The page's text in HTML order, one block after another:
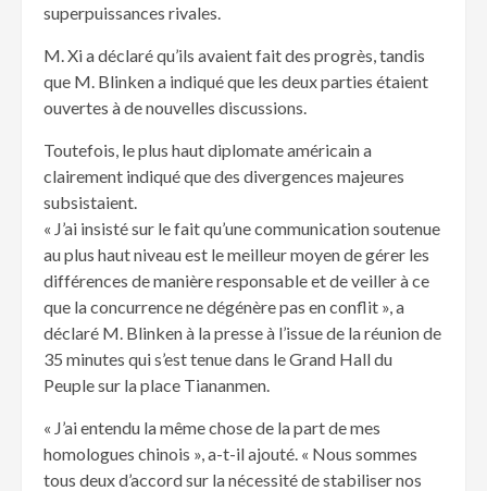
superpuissances rivales.
M. Xi a déclaré qu’ils avaient fait des progrès, tandis
que M. Blinken a indiqué que les deux parties étaient
ouvertes à de nouvelles discussions.
Toutefois, le plus haut diplomate américain a
clairement indiqué que des divergences majeures
subsistaient.
« J’ai insisté sur le fait qu’une communication soutenue
au plus haut niveau est le meilleur moyen de gérer les
différences de manière responsable et de veiller à ce
que la concurrence ne dégénère pas en conflit », a
déclaré M. Blinken à la presse à l’issue de la réunion de
35 minutes qui s’est tenue dans le Grand Hall du
Peuple sur la place Tiananmen.
« J’ai entendu la même chose de la part de mes
homologues chinois », a-t-il ajouté. « Nous sommes
tous deux d’accord sur la nécessité de stabiliser nos